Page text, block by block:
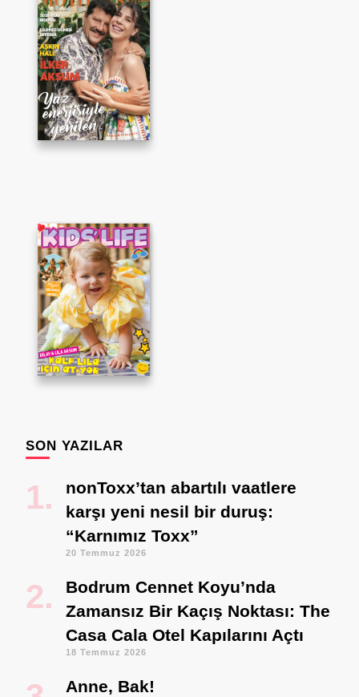
SON YAZILAR
nonToxx’tan abartılı vaatlere
karşı yeni nesil bir duruş:
“Karnımız Toxx”
20 Temmuz 2026
Bodrum Cennet Koyu’nda
Zamansız Bir Kaçış Noktası: The
Casa Cala Otel Kapılarını Açtı
18 Temmuz 2026
Anne, Bak!